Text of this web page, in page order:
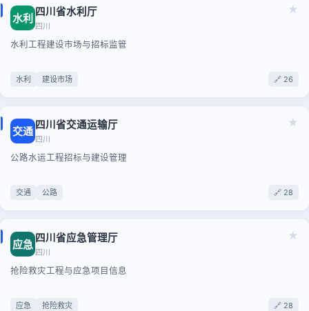
★
水利 四川省水利厅
四川
水利工程建设市场与招标监管
水利 建设市场 🔗 26
★
交通 四川省交通运输厅
四川
公路水运工程招标与建设管理
交通 公路 🔗 28
★
应急 四川省应急管理厅
四川
抢险救灾工程与应急项目信息
应急 抢险救灾 🔗 28